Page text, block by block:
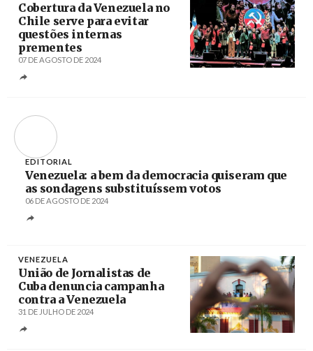
Cobertura da Venezuela no
Chile serve para evitar
questões internas
prementes
07 DE AGOSTO DE 2024
EDITORIAL
Venezuela: a bem da democracia quiseram que
as sondagens substituíssem votos
06 DE AGOSTO DE 2024
VENEZUELA
União de Jornalistas de
Cuba denuncia campanha
contra a Venezuela
31 DE JULHO DE 2024